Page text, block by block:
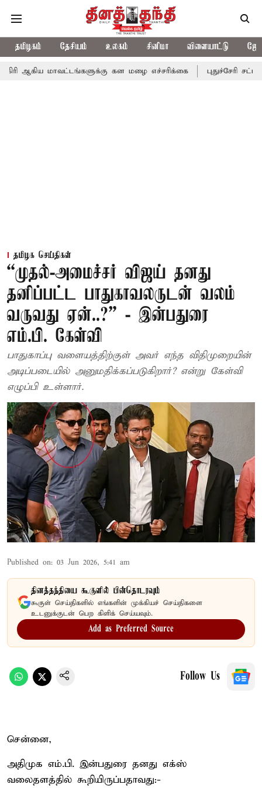
தமிழகம் தேசியம் உலகம் சினிமா விளையாட்டு
கன மழை எச்சரிக்கை புதுச்சேரி சட்டசபையில்
தமிழக செய்திகள்
“முதல்-அமைச்சர் விஜய் தனது
தனிப்பட்ட பாதுகாவலருடன் வலம்
வருவது ஏன்..?” - இன்பதுரை
எம்.பி. கேள்வி
பாதுகாப்பு வளையத்திற்குள் அவர் எந்த விதிமுறையின்
அடிப்படையில் அனுமதிக்கப்படுகிறார்? என்று கேள்வி
எழுப்பி உள்ளார்.
Published on: 03 Jun 2026, 5:41 am
தினத்தந்தியை கூகுளில் பின்தொடரவும்
கூகுள் செய்திகளில் எங்களின் முக்கியச் செய்திகளை
உடனுக்குடன் பெற கிளிக் செய்யவும்.
Add as Preferred Source
Follow Us
சென்னை,
அதிமுக எம்.பி. இன்பதுரை தனது எக்ஸ்
வலைதளத்தில் கூறியிருப்பதாவது:-